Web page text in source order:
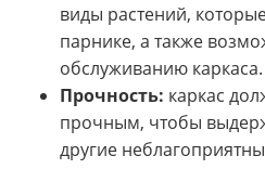
виды растений,
парнике, а также
обслуживанию каркаса.
Прочность: каркас
прочным, чтобы
другие